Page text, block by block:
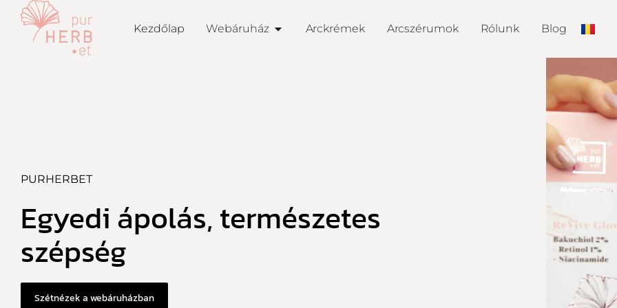
Kezdőlap Webáruház Arckrémek Arcszérumok Rólunk Blog
PURHERBET
Egyedi ápolás, természetes
szépség
Szétnézek a webáruházban